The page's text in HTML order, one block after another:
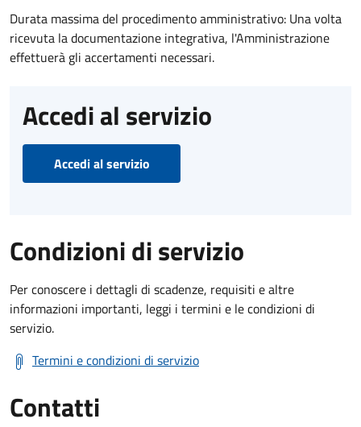
Durata massima del procedimento amministrativo: Una volta
ricevuta la documentazione integrativa, l'Amministrazione
effettuerà gli accertamenti necessari.
Accedi al servizio
Accedi al servizio
Condizioni di servizio
Per conoscere i dettagli di scadenze, requisiti e altre
informazioni importanti, leggi i termini e le condizioni di
servizio.
Termini e condizioni di servizio
Contatti